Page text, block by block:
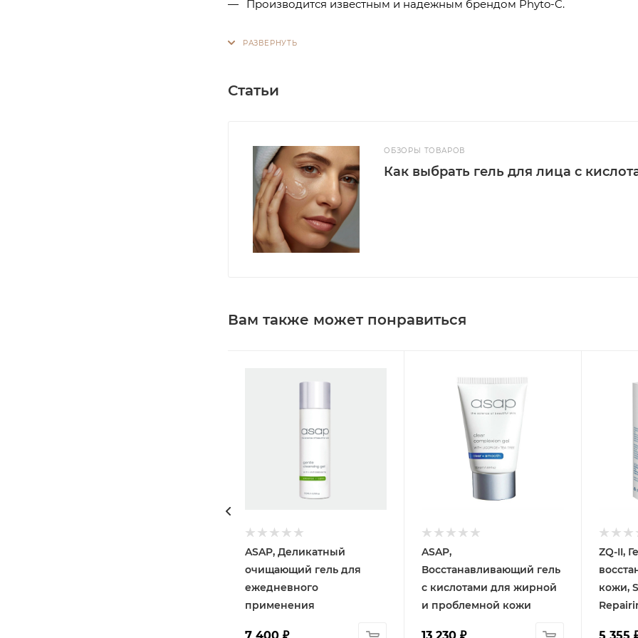
Производится известным и надежным брендом Phyto-C.
Статьи
ОБЗОРЫ ТОВАРОВ
Как выбрать гель для лица с
Вам также может понравиться
ASAP, Деликатный
очищающий гель для
ежедневного
применения
ASAP,
Восстанавливающий гель
с кислотами для жирной
и проблемной кожи
ZQ-II,
кожи,